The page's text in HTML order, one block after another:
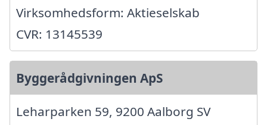
Virksomhedsform: Aktieselskab
CVR: 13145539
Byggerådgivningen ApS
Leharparken 59, 9200 Aalborg SV